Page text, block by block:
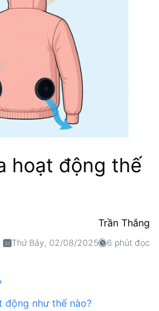
hoạt động thế
Trần Thắng
Thứ Bảy, 02/08/2025 6 phút đọc
động như thế nào?